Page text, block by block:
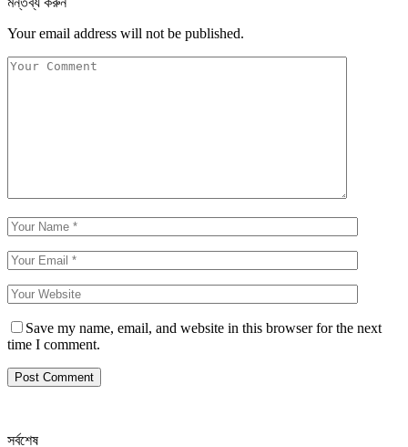
Your email address will not be published.
Save my name, email, and website in this browser for the next
time I comment.
সর্বশেষ